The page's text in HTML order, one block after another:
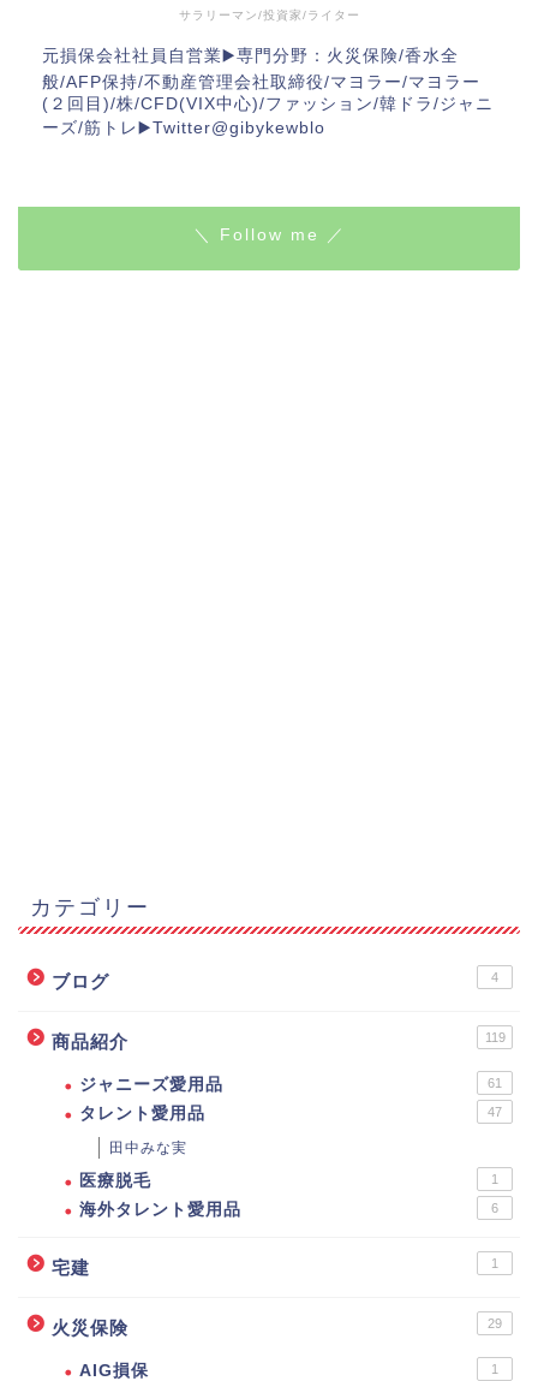
サラリーマン/投資家/ライター
元損保会社社員自営業▶️専門分野：火災保険/香水全
般/AFP保持/不動産管理会社取締役/マヨラー/マヨラー
(２回目)/株/CFD(VIX中心)/ファッション/韓ドラ/ジャニ
ーズ/筋トレ▶️Twitter@gibykewblo
＼ Follow me ／
カテゴリー
ブログ 4
商品紹介 119
ジャニーズ愛用品 61
タレント愛用品 47
田中みな実
医療脱毛 1
海外タレント愛用品 6
宅建 1
火災保険 29
AIG損保 1